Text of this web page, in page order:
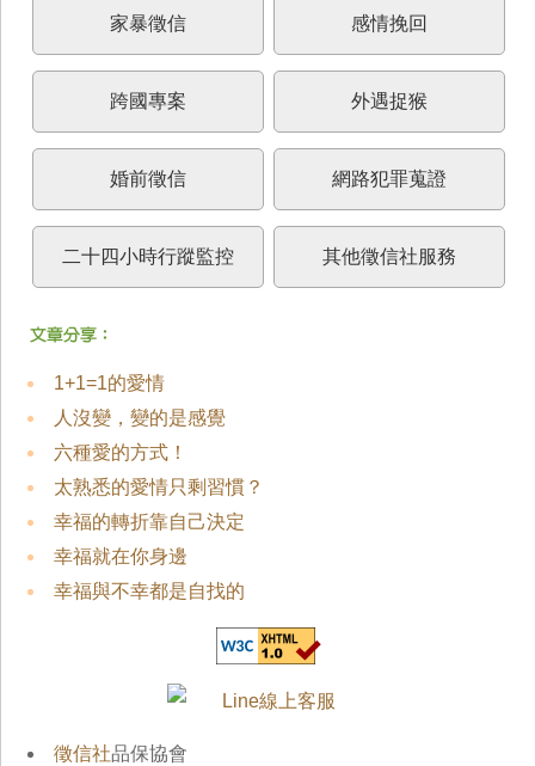
家暴徵信 感情挽回
跨國專案 外遇捉猴
婚前徵信 網路犯罪蒐證
二十四小時行蹤監控 其他徵信社服務
1+1=1的愛情
人沒變，變的是感覺
六種愛的方式！
太熟悉的愛情只剩習慣？
幸福的轉折靠自己決定
幸福就在你身邊
幸福與不幸都是自找的
徵信社品保協會